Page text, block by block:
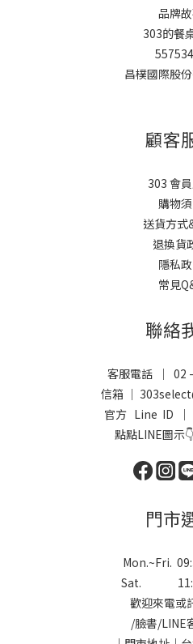
品牌
303的餐
昌樸國際股
顧客
303 會
購物
送貨方式
退換貨
隱私
常見
聯絡
客服電話 ｜ 02
信箱 ｜
官方 Line ID ｜
點點LINE圖示
門市
Mon.~Fri.
Sat.
歡迎來電或
/臉書/LINE